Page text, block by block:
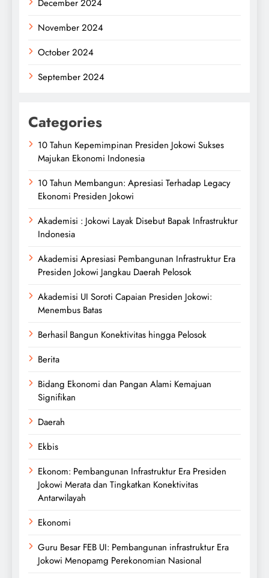
December 2024
November 2024
October 2024
September 2024
Categories
10 Tahun Kepemimpinan Presiden Jokowi Sukses
Majukan Ekonomi Indonesia
10 Tahun Membangun: Apresiasi Terhadap Legacy
Ekonomi Presiden Jokowi
Akademisi : Jokowi Layak Disebut Bapak Infrastruktur
Indonesia
Akademisi Apresiasi Pembangunan Infrastruktur Era
Presiden Jokowi Jangkau Daerah Pelosok
Akademisi UI Soroti Capaian Presiden Jokowi:
Menembus Batas
Berhasil Bangun Konektivitas hingga Pelosok
Berita
Bidang Ekonomi dan Pangan Alami Kemajuan
Signifikan
Daerah
Ekbis
Ekonom: Pembangunan Infrastruktur Era Presiden
Jokowi Merata dan Tingkatkan Konektivitas
Antarwilayah
Ekonomi
Guru Besar FEB UI: Pembangunan infrastruktur Era
Jokowi Menopamg Perekonomian Nasional